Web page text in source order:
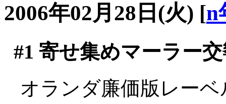
2006年02月28日(火) [n
#1 寄せ集めマーラー
オランダ廉価版レー